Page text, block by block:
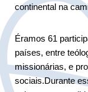
continental na
Éramos 61
países, entre
missionárias, e
sociais.Durante